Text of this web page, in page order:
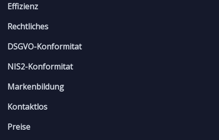
Effizienz
Rechtliches
DSGVO-Konformitat
NIS2-Konformitat
Markenbildung
Kontaktlos
Preise